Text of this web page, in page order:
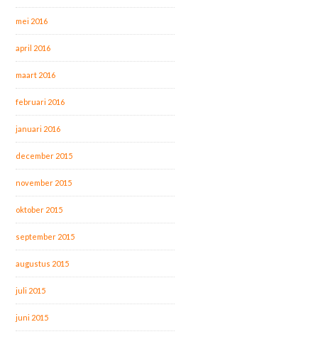
mei 2016
april 2016
maart 2016
februari 2016
januari 2016
december 2015
november 2015
oktober 2015
september 2015
augustus 2015
juli 2015
juni 2015